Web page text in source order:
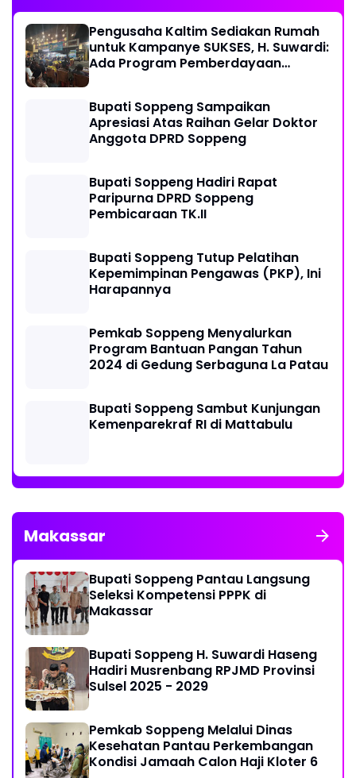
Pengusaha Kaltim Sediakan Rumah
untuk Kampanye SUKSES, H. Suwardi:
Ada Program Pemberdayaan
Bupati Soppeng Sampaikan
Apresiasi Atas Raihan Gelar Doktor
Anggota DPRD Soppeng
Bupati Soppeng Hadiri Rapat
Paripurna DPRD Soppeng
Pembicaraan TK.II
Bupati Soppeng Tutup Pelatihan
Kepemimpinan Pengawas (PKP), Ini
Harapannya
Pemkab Soppeng Menyalurkan
Program Bantuan Pangan Tahun
2024 di Gedung Serbaguna La Patau
Bupati Soppeng Sambut Kunjungan
Kemenparekraf RI di Mattabulu
Makassar
Bupati Soppeng Pantau Langsung
Seleksi Kompetensi PPPK di
Makassar
Bupati Soppeng H. Suwardi Haseng
Hadiri Musrenbang RPJMD Provinsi
Sulsel 2025 - 2029
Pemkab Soppeng Melalui Dinas
Kesehatan Pantau Perkembangan
Kondisi Jamaah Calon Haji Kloter 6